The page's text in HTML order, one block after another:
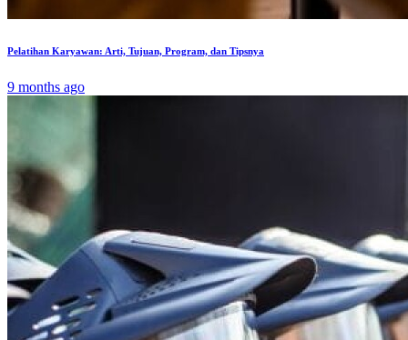
Pelatihan Karyawan: Arti, Tujuan, Program, dan Tipsnya
9 months ago